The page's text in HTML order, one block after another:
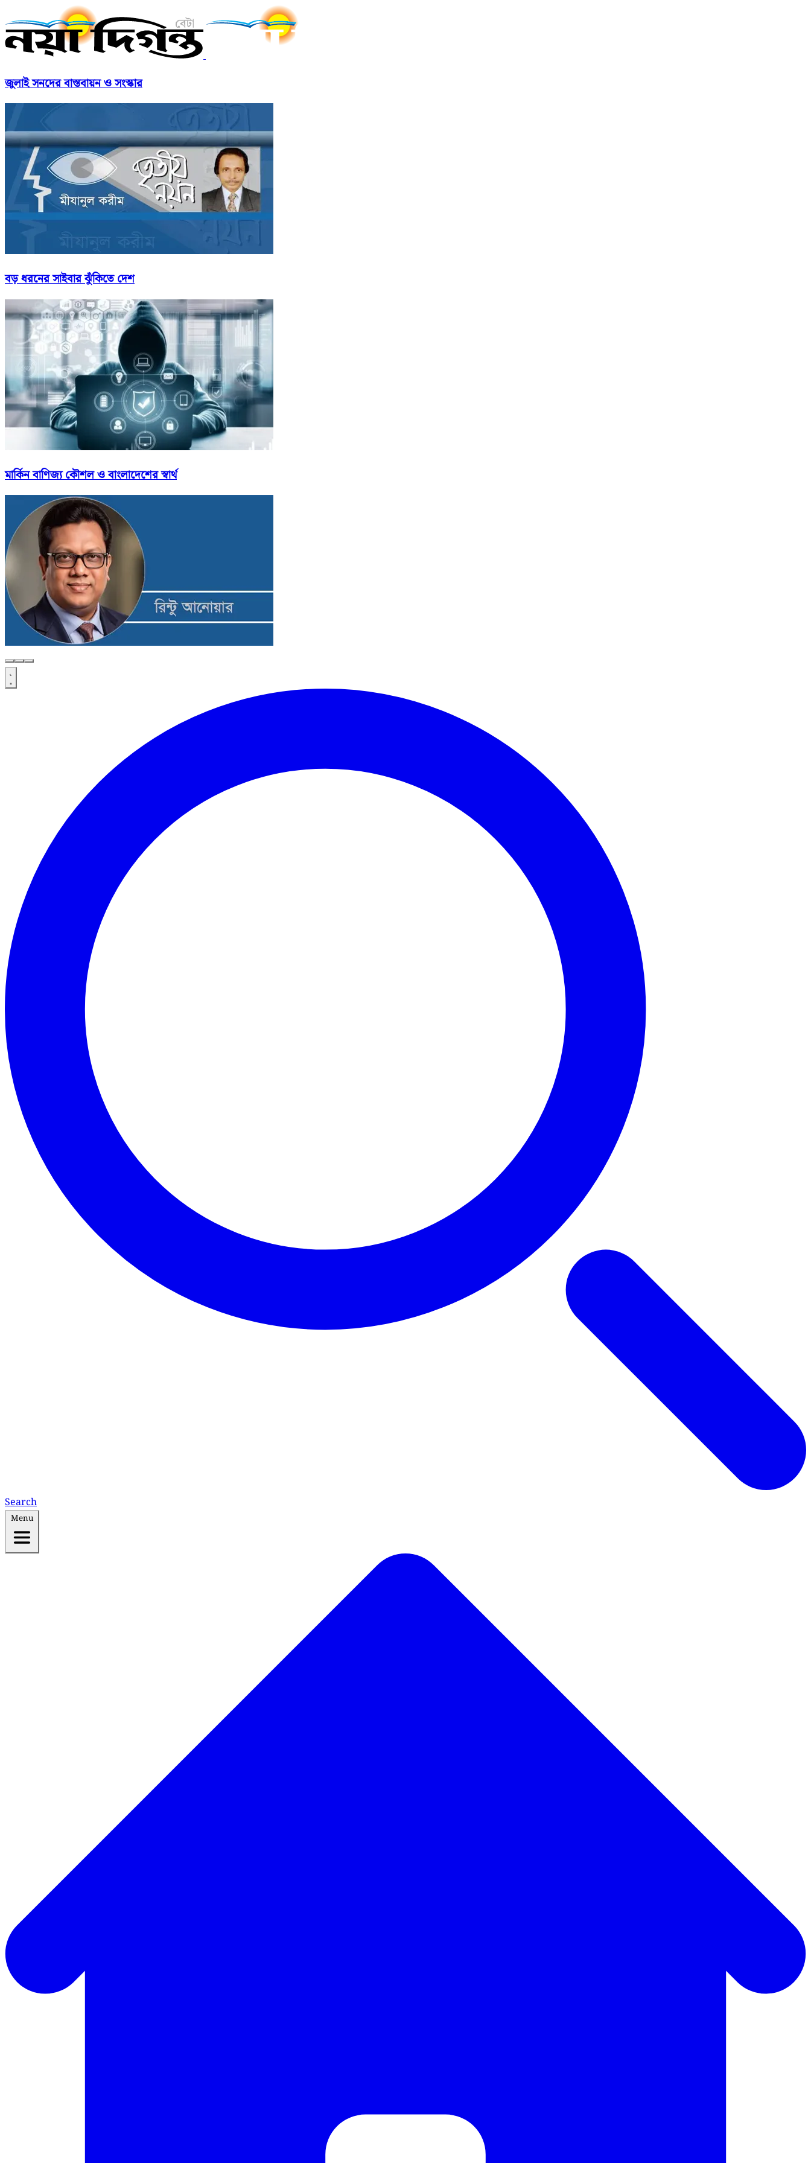
জুলাই সনদের বাস্তবায়ন ও সংস্কার
বড় ধরনের সাইবার ঝুঁকিতে দেশ
মার্কিন বাণিজ্য কৌশল ও বাংলাদেশের স্বার্থ
Search
Menu